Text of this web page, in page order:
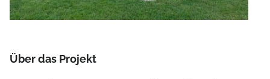
Über das Projekt